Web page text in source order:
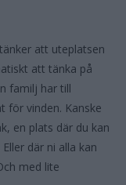
att uteplatsen
att tänka på
familj har till
för vinden. Kanske
en plats där du kan
där ni alla kan
med lite